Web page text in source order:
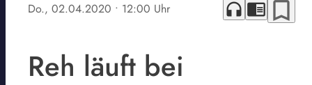
Do., 02.04.2020 • 12:00 Uhr headphones chrome_reader_mode bookmark_border
Reh läuft bei